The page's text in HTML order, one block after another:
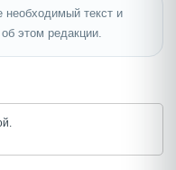
текст и
этом редакции.